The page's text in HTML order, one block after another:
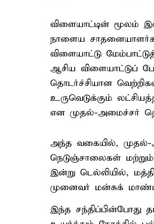
விளையாட்டின் மூலம்
நாளைய
விளையாட்டு
ஆசிய விளையாட்டுப்
தொடர்ச்சியான
உருவெடுக்கும்
என முதல்-அமைச்சர்
அந்த வகையில், முதல்-
நெடுஞ்சாலைகள்
இன்று டெல்லியில்,
முனைவர் மன்சுக்
இந்த சந்திப்பின்போது